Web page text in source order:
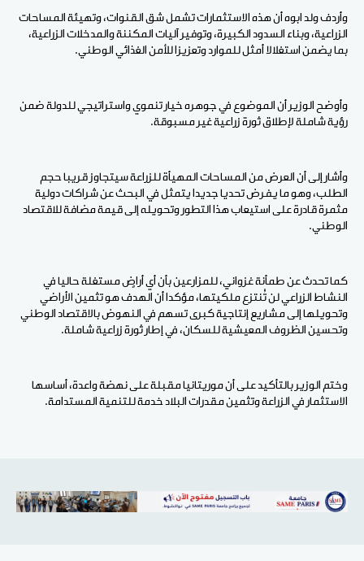
وأردف ولد ابوه أن هذه الاستثمارات تشمل شق القنوات، وتهيئة المساحات
الزراعية، وبناء السدود الكبيرة، وتوفير آليات المكننة والمدخلات الزراعية،
بما يضمن استغلالا أمثل للموارد وتعزيزا للأمن الغذائي الوطني.
وأوضح الوزير أن الموضوع في جوهره خيار تنموي واستراتيجي للدولة ضمن
رؤية شاملة لإطلاق ثورة زراعية غير مسبوقة.
وأشار إلى أن العرض من المساحات المهيأة للزراعة سيتجاوز قريبا حجم
الطلب، وهو ما يفرض تحديا جديدا يتمثل في البحث عن شراكات دولية
مثمرة قادرة على استيعاب هذا التطور وتحويله إلى قيمة مضافة للاقتصاد
الوطني.
كما تحدث عن طمأنة غزواني، للمزارعين بأن أي أراضٍ مستغلة حاليا في
النشاط الزراعي لن تُنتزع ملكيتها، مؤكدا أن الهدف هو تثمين الأراضي
وتحويلها إلى مشاريع إنتاجية كبرى تسهم في النهوض بالاقتصاد الوطني
وتحسين الظروف المعيشية للسكان، في إطار ثورة زراعية شاملة.
وختم الوزير بالتأكيد على أن موريتانيا مقبلة على نهضة واعدة، أساسها
الاستثمار في الزراعة وتثمين مقدرات البلاد خدمة للتنمية المستدامة.